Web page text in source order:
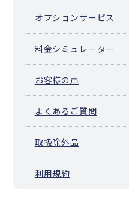
オプションサービス
料金シミュレーター
お客様の声
よくあるご質問
取扱除外品
利用規約